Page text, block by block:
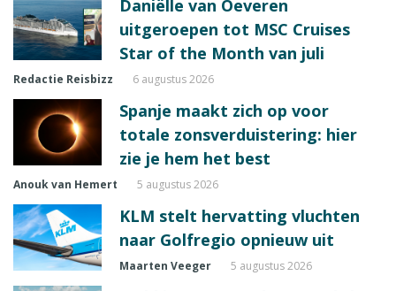
Daniëlle van Oeveren
uitgeroepen tot MSC Cruises
Star of the Month van juli
Redactie Reisbizz 6 augustus 2026
Spanje maakt zich op voor
totale zonsverduistering: hier
zie je hem het best
Anouk van Hemert 5 augustus 2026
KLM stelt hervatting vluchten
naar Golfregio opnieuw uit
Maarten Veeger 5 augustus 2026